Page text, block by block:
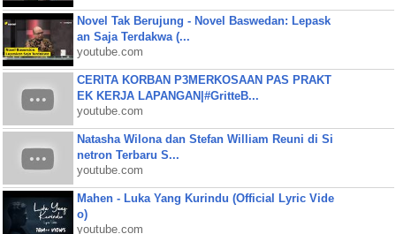
Novel Tak Berujung - Novel Baswedan: Lepask
an Saja Terdakwa (...
youtube.com
CERITA KORBAN P3MERKOSAAN PAS PRAKT
EK KERJA LAPANGAN|#GritteB...
youtube.com
Natasha Wilona dan Stefan William Reuni di Si
netron Terbaru S...
youtube.com
Mahen - Luka Yang Kurindu (Official Lyric Vide
o)
youtube.com